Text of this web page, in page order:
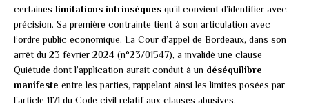
certaines limitations intrinsèques qu’il convient d’identifier avec
précision. Sa première contrainte tient à son articulation avec
l’ordre public économique. La Cour d’appel de Bordeaux, dans son
arrêt du 23 février 2024 (n°23/01547), a invalidé une clause
Quiétude dont l’application aurait conduit à un déséquilibre
manifeste entre les parties, rappelant ainsi les limites posées par
l’article 1171 du Code civil relatif aux clauses abusives.